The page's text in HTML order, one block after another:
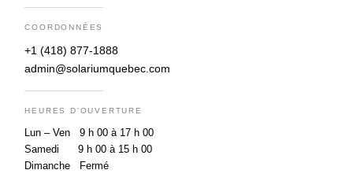
COORDONNÉES
+1 (418) 877-1888
admin@solariumquebec.com
HEURES D'OUVERTURE
Lun – Ven 9 h 00 à 17 h 00
Samedi 9 h 00 à 15 h 00
Dimanche Fermé